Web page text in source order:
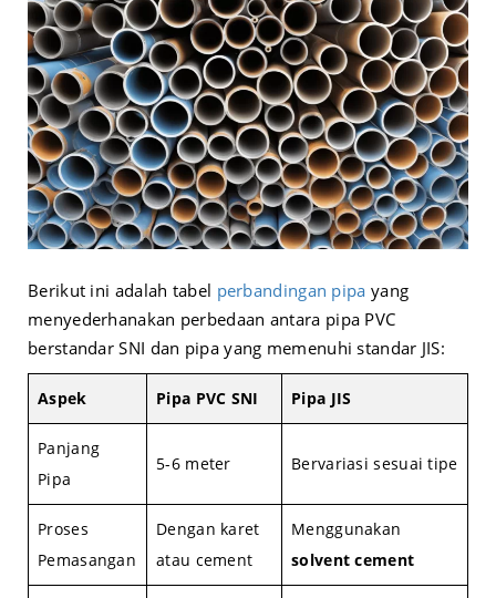
Berikut ini adalah tabel perbandingan pipa yang
menyederhanakan perbedaan antara pipa PVC
berstandar SNI dan pipa yang memenuhi standar JIS:
Aspek Pipa PVC SNI Pipa JIS
Panjang
Pipa
5-6 meter Bervariasi sesuai tipe
Proses
Pemasangan
Dengan karet
atau cement
Menggunakan
solvent cement